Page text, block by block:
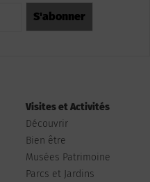
Visites et Activités
Découvrir
Bien être
Musées Patrimoine
Parcs et Jardins